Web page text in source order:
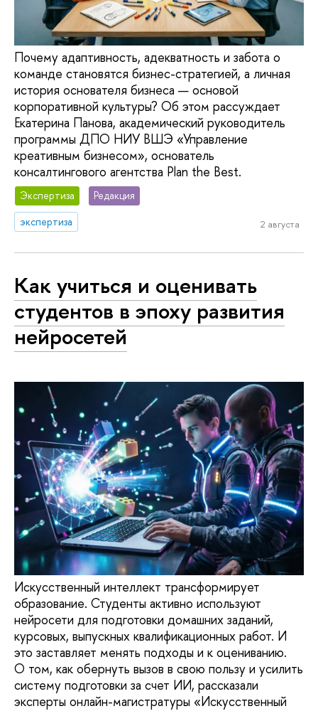
Почему адаптивность, адекватность и забота о
команде становятся бизнес-стратегией, а личная
история основателя бизнеса — основой
корпоративной культуры? Об этом рассуждает
Екатерина Панова, академический руководитель
программы ДПО НИУ ВШЭ «Управление
креативным бизнесом», основатель
консалтингового агентства Plan the Best.
Экспертиза
Редакция
экспертиза
2 августа
Как учиться и оценивать
студентов в эпоху развития
нейросетей
Искусственный интеллект трансформирует
образование. Студенты активно используют
нейросети для подготовки домашних заданий,
курсовых, выпускных квалификационных работ. И
это заставляет менять подходы и к оцениванию.
О том, как обернуть вызов в свою пользу и усилить
систему подготовки за счет ИИ, рассказали
эксперты онлайн-магистратуры «Искусственный